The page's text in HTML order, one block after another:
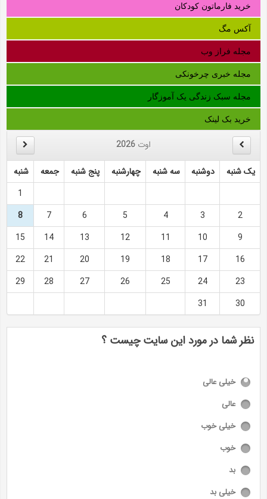
خرید فارماتون کودکان
آکس مگ
مجله فراز وب
مجله خبری چرخونکی
مجله سبک زندگی یک آموزگار
خرید بک لینک
اوت 2026
یک شنبه دوشنبه سه شنبه چهارشنبه پنج شنبه جمعه
شنبه
1
2
3
4
5
6
7
8
9
10
11
12
13
14
15
16
17
18
19
20
21
22
23
24
25
26
27
28
29
30
31
نظر شما در مورد این سایت چیست ؟
خیلی عالی
عالی
خیلی خوب
خوب
بد
خیلی بد